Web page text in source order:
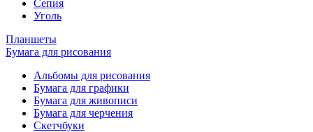
Сепия
Уголь
Планшеты
Бумага для рисования
Альбомы для рисования
Бумага для графики
Бумага для живописи
Бумага для черчения
Скетчбуки